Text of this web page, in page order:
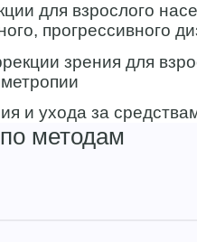
для взрослого
прогрессивного
зрения для
и ухода за
методам